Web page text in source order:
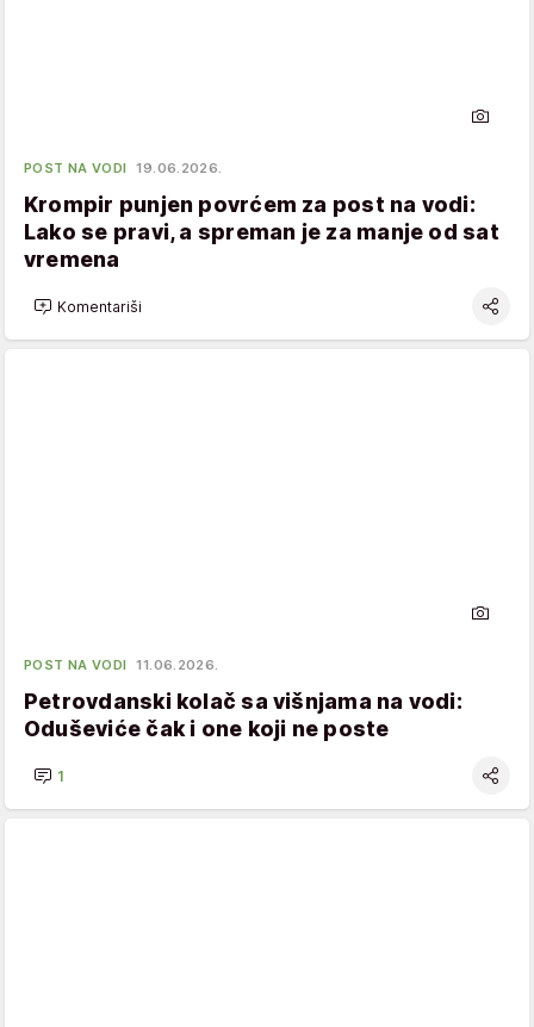
POST NA VODI 19.06.2026.
Krompir punjen povrćem za post na vodi:
Lako se pravi, a spreman je za manje od sat
vremena
Komentariši
POST NA VODI 11.06.2026.
Petrovdanski kolač sa višnjama na vodi:
Oduševiće čak i one koji ne poste
1